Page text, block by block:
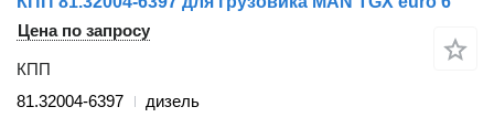
Цена по запросу
КПП
81.32004-6397
дизель